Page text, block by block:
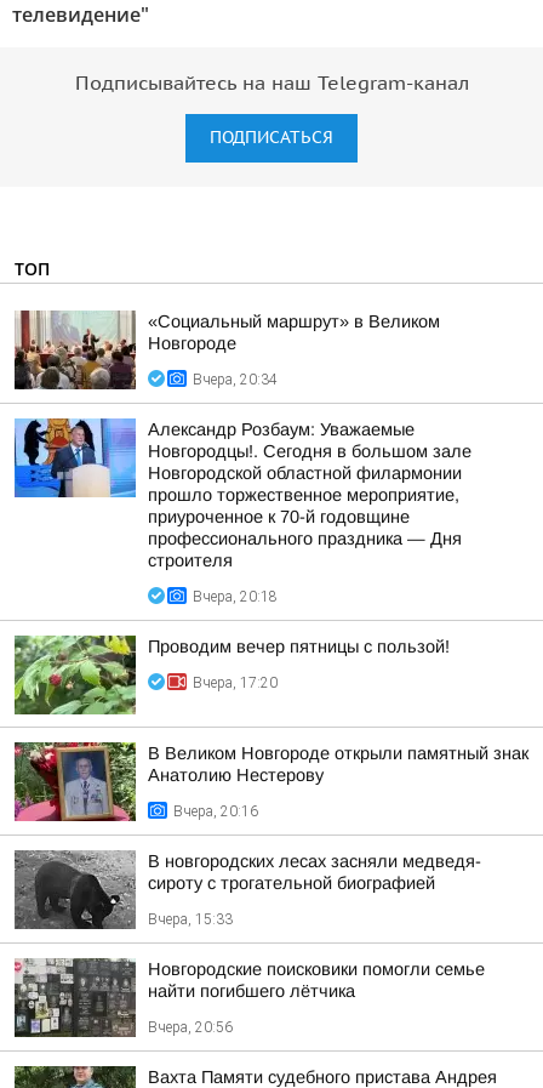
телевидение"
Подписывайтесь на наш Telegram-канал
ПОДПИСАТЬСЯ
ТОП
«Социальный маршрут» в Великом
Новгороде
Вчера, 20:34
Александр Розбаум: Уважаемые
Новгородцы!. Сегодня в большом зале
Новгородской областной филармонии
прошло торжественное мероприятие,
приуроченное к 70-й годовщине
профессионального праздника — Дня
строителя
Вчера, 20:18
Проводим вечер пятницы с пользой!
Вчера, 17:20
В Великом Новгороде открыли памятный знак
Анатолию Нестерову
Вчера, 20:16
В новгородских лесах засняли медведя-
сироту с трогательной биографией
Вчера, 15:33
Новгородские поисковики помогли семье
найти погибшего лётчика
Вчера, 20:56
Вахта Памяти судебного пристава Андрея